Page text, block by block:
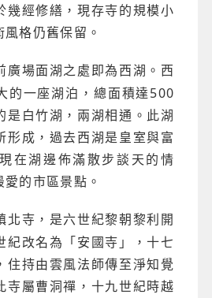
幾經修繕，現存寺的規模小
格仍舊保留。
廣場面湖之處即為西湖。西
的一座湖泊，總面積達500
是白竹湖，兩湖相通。此湖
形成，過去西湖是皇室與富
在湖邊佈滿散步談天的情
的市區景點。
北寺，是六世紀黎朝黎利開
紀改名為「安國寺」，十七
住持由雲風法師傳至淨知覺
寺屬曹洞禪，十九世紀時越